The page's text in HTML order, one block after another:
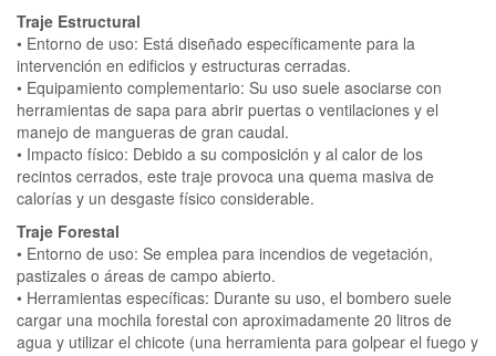
Traje Estructural
• Entorno de uso: Está diseñado específicamente para la
intervención en edificios y estructuras cerradas.
• Equipamiento complementario: Su uso suele asociarse con
herramientas de sapa para abrir puertas o ventilaciones y el
manejo de mangueras de gran caudal.
• Impacto físico: Debido a su composición y al calor de los
recintos cerrados, este traje provoca una quema masiva de
calorías y un desgaste físico considerable.
Traje Forestal
• Entorno de uso: Se emplea para incendios de vegetación,
pastizales o áreas de campo abierto.
• Herramientas específicas: Durante su uso, el bombero suele
cargar una mochila forestal con aproximadamente 20 litros de
agua y utilizar el chicote (una herramienta para golpear el fuego y